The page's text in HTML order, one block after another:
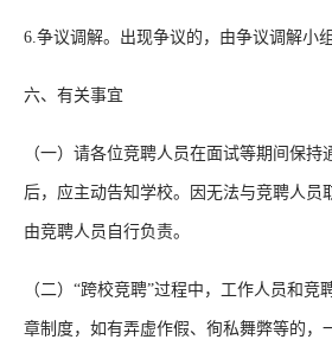
6.争议调解。出现争议的，由争议调解小
六、有关事宜
（一）请各位竞聘人员在面试等期间保持
后，应主动告知学校。因无法与竞聘人员
由竞聘人员自行负责。
（二）“跨校竞聘”过程中，工作人员和竞
章制度，如有弄虚作假、徇私舞弊等的，